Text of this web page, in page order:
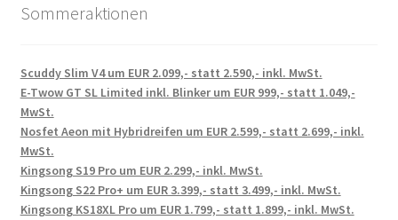
Sommeraktionen
Scuddy Slim V4 um EUR 2.099,- statt 2.590,- inkl. MwSt.
E-Twow GT SL Limited inkl. Blinker um EUR 999,- statt 1.049,-
MwSt.
Nosfet Aeon mit Hybridreifen um EUR 2.599,- statt 2.699,- inkl.
MwSt.
Kingsong S19 Pro um EUR 2.299,- inkl. MwSt.
Kingsong S22 Pro+ um EUR 3.399,- statt 3.499,- inkl. MwSt.
Kingsong KS18XL Pro um EUR 1.799,- statt 1.899,- inkl. MwSt.